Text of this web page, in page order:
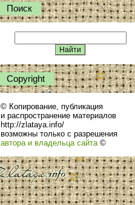
Поиск
Сopyright
© Копирование, публикация
и распространение материалов
http://zlataya.info/
возможны только с разрешения
автора и владельца сайта©